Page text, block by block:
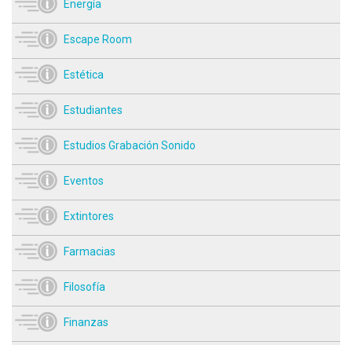
Energía
Escape Room
Estética
Estudiantes
Estudios Grabación Sonido
Eventos
Extintores
Farmacias
Filosofía
Finanzas